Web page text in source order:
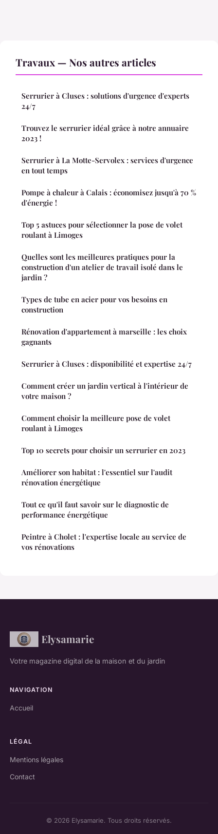
Travaux — Nos autres articles
Serrurier à Cluses : solutions d'urgence d'experts
24/7
Trouvez le serrurier idéal grâce à notre annuaire
2023 !
Serrurier à La Motte-Servolex : services d'urgence
en tout temps
Pompe à chaleur à Calais : économisez jusqu'à 70 %
d'énergie !
Top 5 astuces pour sélectionner la pose de volet
roulant à Limoges
Quelles sont les meilleures pratiques pour la
construction d'un atelier de travail isolé dans le
jardin ?
Types de tube en acier pour vos besoins en
construction
Rénovation d'appartement à marseille : les choix
gagnants
Serrurier à Cluses : disponibilité et expertise 24/7
Comment créer un jardin vertical à l'intérieur de
votre maison ?
Comment choisir la meilleure pose de volet
roulant à Limoges
Top 10 secrets pour choisir un serrurier en 2023
Améliorer son habitat : l'essentiel sur l'audit
rénovation énergétique
Tout ce qu'il faut savoir sur le diagnostic de
performance énergétique
Peintre à Cholet : l'expertise locale au service de
vos rénovations
Elysamarie
Votre magazine digital de la maison et du jardin
NAVIGATION
Accueil
LÉGAL
Mentions légales
Contact
© 2026 Elysamarie. Tous droits réservés.